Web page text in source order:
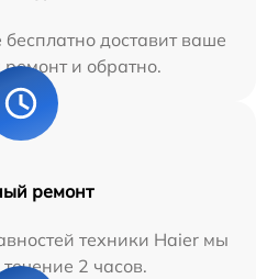
доставит ваше
ремонт и обратно.
ремонт
техники Haier мы
2 часов.